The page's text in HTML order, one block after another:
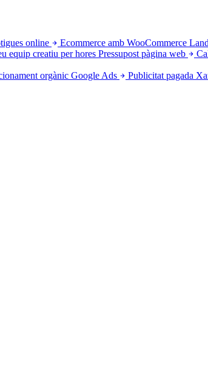
online Ecommerce amb WooCommerce
equip creatiu per hores Pressupost pàgina web
orgànic Google Ads Publicitat pagada